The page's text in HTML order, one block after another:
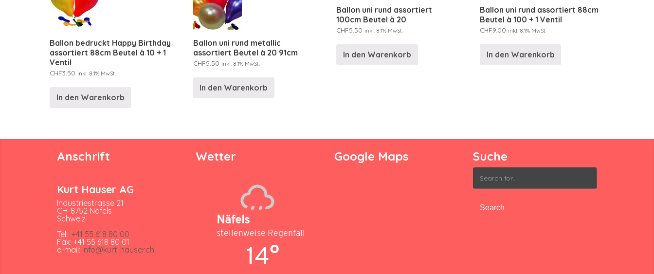
Ballon bedruckt Happy Birthday
assortiert 88cm Beutel à 10 + 1
Ventil
CHF3.50 inkl. 8.1% MwSt.
In den Warenkorb
Ballon uni rund metallic
assortiert Beutel à 20 91cm
CHF5.50 inkl. 8.1% MwSt.
In den Warenkorb
Ballon uni rund assortiert
100cm Beutel à 20
CHF5.50 inkl. 8.1% MwSt.
In den Warenkorb
Ballon uni rund assortiert 88cm
Beutel à 100 + 1 Ventil
CHF9.00 inkl. 8.1% MwSt.
In den Warenkorb
Anschrift
Kurt Hauser AG
Industriestrasse 21
CH-8752 Näfels
Schweiz
Tel: +41 55 618 80 00
Fax: +41 55 618 80 01
e-mail: info@kurt-hauser.ch
Wetter
Näfels
stellenweise Regenfall
14°
Google Maps Suche
Search
for: